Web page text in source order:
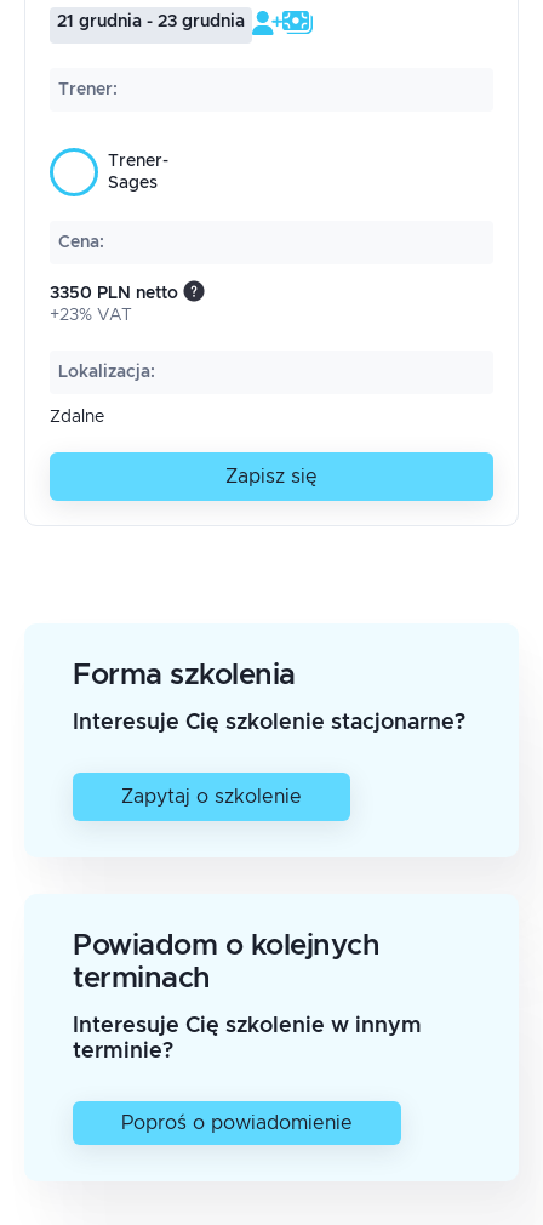
21 grudnia - 23 grudnia
Trener:
Trener-
Sages
Cena:
3350 PLN netto
+23% VAT
Lokalizacja:
Zdalne
Zapisz się
Forma szkolenia
Interesuje Cię szkolenie stacjonarne?
Zapytaj o szkolenie
Powiadom o kolejnych
terminach
Interesuje Cię szkolenie w innym
terminie?
Poproś o powiadomienie